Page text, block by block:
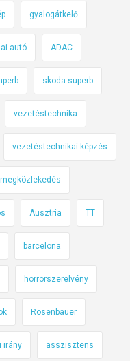
gyalogátkelő
autó ADAC
skoda superb
vezetéstechnika
vezetéstechnikai képzés
Ausztria TT
barcelona
horrorszerelvény
Rosenbauer
irány asszisztens